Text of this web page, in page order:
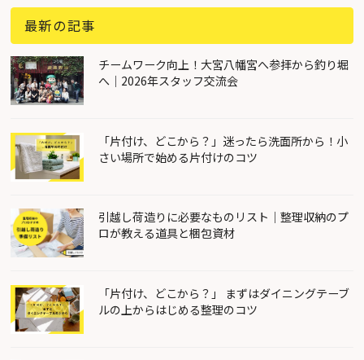
最新の記事
チームワーク向上！大宮八幡宮へ参拝から釣り堀
へ｜2026年スタッフ交流会
「片付け、どこから？」迷ったら洗面所から！小
さい場所で始める片付けのコツ
引越し荷造りに必要なものリスト｜整理収納のプ
ロが教える道具と梱包資材
「片付け、どこから？」 まずはダイニングテーブ
ルの上からはじめる整理のコツ